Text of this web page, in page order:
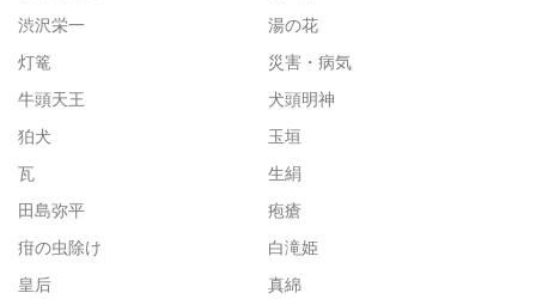
渋沢栄一
湯の花
灯篭
災害・病気
牛頭天王
犬頭明神
狛犬
玉垣
瓦
生絹
田島弥平
疱瘡
疳の虫除け
白滝姫
皇后
真綿